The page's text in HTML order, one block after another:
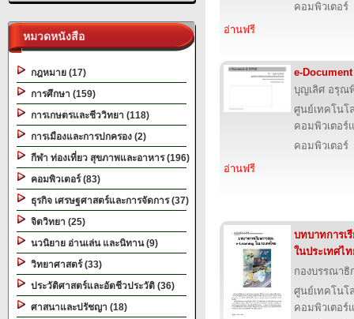
หมวดหนังสือ
กฎหมาย (17)
การศึกษา (159)
การเกษตรและชีววิทยา (118)
การเมืองและการปกครอง (2)
กีฬา ท่องเที่ยว สุขภาพและอาหาร (196)
คอมพิวเตอร์ (83)
ธุรกิจ เศรษฐศาสตร์และการจัดการ (37)
จิตวิทยา (25)
นวนิยาย อ่านเล่น และนิทาน (9)
วิทยาศาสตร์ (33)
ประวัติศาสตร์และอัตชีวประวัติ (36)
ศาสนาและปรัชญา (18)
คอมพิวเตอร์
อ่านฟรี
e-
บุญเลิศ อรุณ
ศูนย์เทคโนโ
คอมพิวเตอร์
คอมพิวเตอร์
อ่านฟรี
บทบาทการเ
ในประเทศไ
กองบรรณาธิ
ศูนย์เทคโนโ
คอมพิวเตอร์